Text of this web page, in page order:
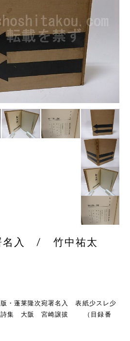
名入 / 竹中祐太
・蓬莱隆次宛署名入 表紙少スレ少
集 大阪 宮崎譲拔 （目録番